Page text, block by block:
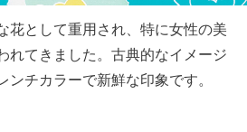
花として重用され、特に女性の美
れてきました。古典的なイメージ
ンチカラーで新鮮な印象です。